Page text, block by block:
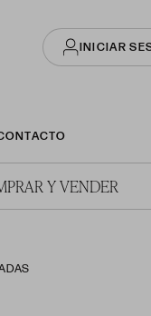
INICIAR
Y VENDER